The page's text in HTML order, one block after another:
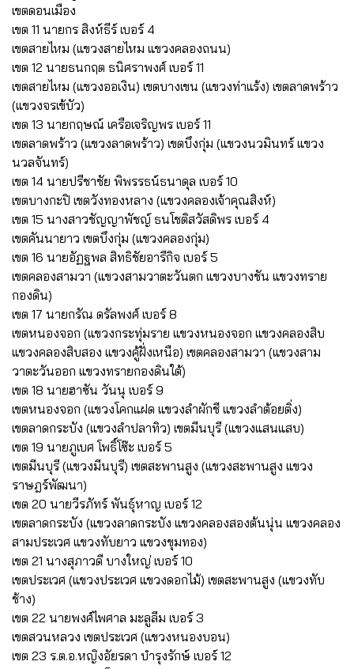
เขตดอนเมือง
เขต 11 นายกร สิงห์ธีร์ เบอร์ 4
เขตสายไหม (แขวงสายไหม แขวงคลองถนน)
เขต 12 นายธนกฤต ธนิศราพงศ์ เบอร์ 11
เขตสายไหม (แขวงออเงิน) เขตบางเขน (แขวงท่าแร้ง) เขตลาดพร้าว
(แขวงจรเข้บัว)
เขต 13 นายกฤษณ์ เครือเจริญพร เบอร์ 11
เขตลาดพร้าว (แขวงลาดพร้าว) เขตบึงกุ่ม (แขวงนวมินทร์ แขวง
นวลจันทร์)
เขต 14 นายปรีชาชัย พิพรรธน์ธนาดุล เบอร์ 10
เขตบางกะปิ เขตวังทองหลาง (แขวงคลองเจ้าคุณสิงห์)
เขต 15 นางสาวชัญญาพัชญ์ ธนโชติสวัสดิพร เบอร์ 4
เขตคันนายาว เขตบึงกุ่ม (แขวงคลองกุ่ม)
เขต 16 นายอัฏฐพล สิทธิชัยอารีกิจ เบอร์ 5
เขตคลองสามวา (แขวงสามวาตะวันตก แขวงบางชัน แขวงทราย
กองดิน)
เขต 17 นายกรัณ ดรัลพงศ์ เบอร์ 8
เขตหนองจอก (แขวงกระทุ่มราย แขวงหนองจอก แขวงคลองสิบ
แขวงคลองสิบสอง แขวงคู้ฝั่งเหนือ) เขตคลองสามวา (แขวงสาม
วาตะวันออก แขวงทรายกองดินใต้)
เขต 18 นายฮาซัน วันนุ เบอร์ 9
เขตหนองจอก (แขวงโคกแฝด แขวงลำผักชี แขวงลำต้อยติ่ง)
เขตลาดกระบัง (แขวงลำปลาทิว) เขตมีนบุรี (แขวงแสนแสบ)
เขต 19 นายภูเบศ โพธิ์โซ๊ะ เบอร์ 5
เขตมีนบุรี (แขวงมีนบุรี) เขตสะพานสูง (แขวงสะพานสูง แขวง
ราษฎร์พัฒนา)
เขต 20 นายวีรภัทร์ พันธุ์หาญ เบอร์ 12
เขตลาดกระบัง (แขวงลาดกระบัง แขวงคลองสองต้นนุ่น แขวงคลอง
สามประเวศ แขวงทับยาว แขวงขุมทอง)
เขต 21 นางสุภาวดี บางใหญ่ เบอร์ 10
เขตประเวศ (แขวงประเวศ แขวงดอกไม้) เขตสะพานสูง (แขวงทับ
ช้าง)
เขต 22 นายพงศ์ไพศาล มะลูลีม เบอร์ 3
เขตสวนหลวง เขตประเวศ (แขวงหนองบอน)
เขต 23 ร.ต.อ.หญิงอัยรดา บำรุงรักษ์ เบอร์ 12